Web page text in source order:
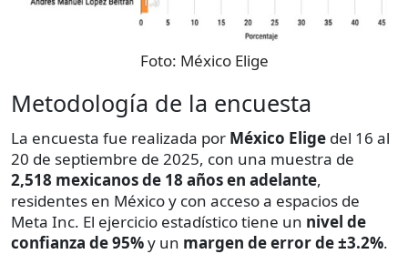
Foto: México Elige
Metodología de la encuesta
La encuesta fue realizada por México Elige del 16 al
20 de septiembre de 2025, con una muestra de
2,518 mexicanos de 18 años en adelante,
residentes en México y con acceso a espacios de
Meta Inc. El ejercicio estadístico tiene un nivel de
confianza de 95%y un margen de error de ±3.2%.